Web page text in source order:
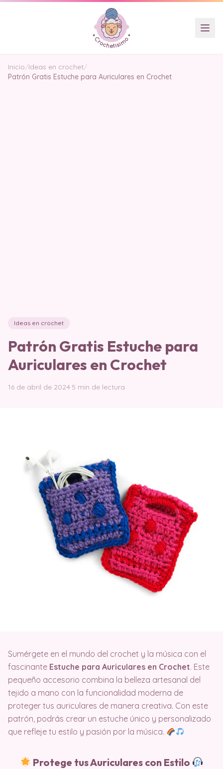
Inicio/Ideas en crochet/
Patrón Gratis Estuche para Auriculares en Crochet
Ideas en crochet
Patrón Gratis Estuche para
Auriculares en Crochet
16 de abril de 2024·5 min de lectura
Sumérgete en el mundo del crochet y la música con el
fascinante Estuche para Auriculares en Crochet. Este
pequeño accesorio combina la belleza artesanal del
tejido a mano con la funcionalidad moderna de
proteger tus auriculares de manera creativa. Con este
patrón, podrás crear un estuche único y personalizado
que refleje tu estilo y pasión por la música.
Protege tus Auriculares con Estilo